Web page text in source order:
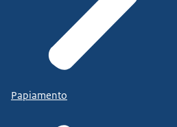
En hoe inwoners
daarover kunnen meepraten.
Een initiatiefnemer, diegene
om aan participatie te doen.
Het is dus niet verplicht.
Papiamento